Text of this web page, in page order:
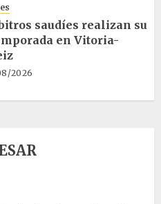
saudíes realizan su
en Vitoria-
2026